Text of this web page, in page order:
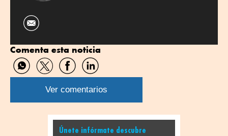
Comenta esta noticia
Compartir
por
WhatsApp
Compartir
por
Twitter
Compartir
por
Facebook
Compartir
por
Linkedin
Ver comentarios
Únete infórmate descubre